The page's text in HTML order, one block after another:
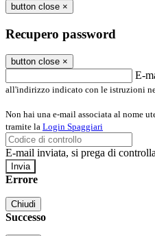
button close ×
Recupero password
button close ×
E-
all'indirizzo indicato con le istruzioni
Non hai una e-mail associata al nome
tramite la Login Spaggiari
E-mail inviata, si prega di
Errore
Chiudi
Successo